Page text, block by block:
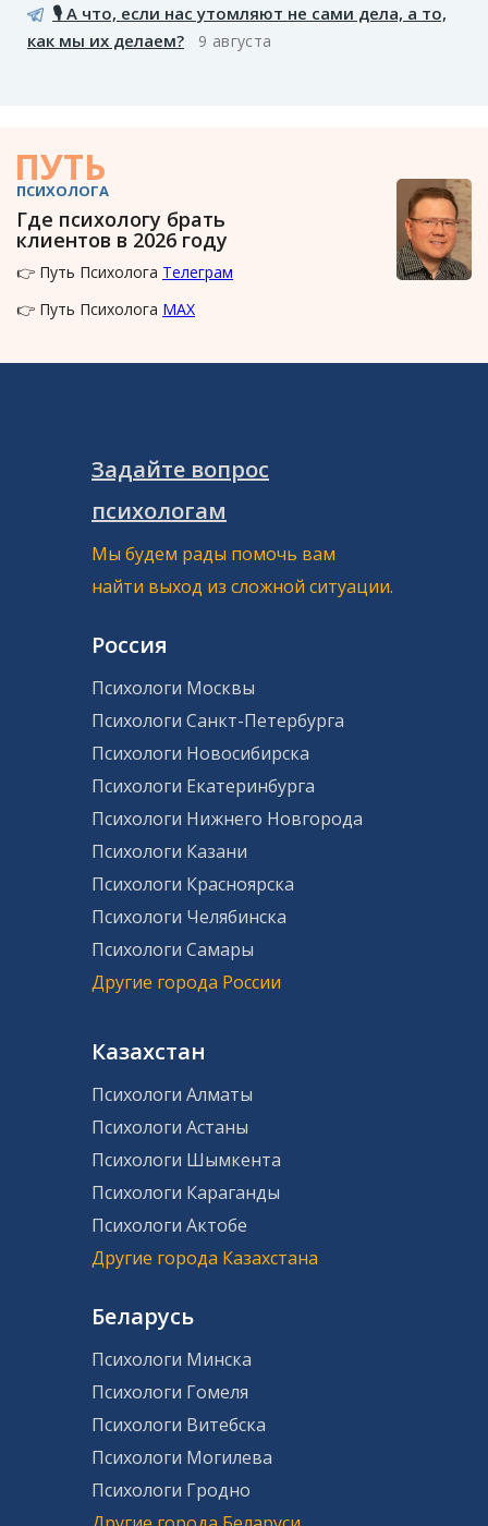
🎙️ А что, если нас утомляют не сами дела, а то,
как мы их делаем?
9 августа
ПУТЬ
ПСИХОЛОГА
Где психологу брать
клиентов в 2026 году
👉 Путь Психолога Телеграм
👉 Путь Психолога MAX
Задайте вопрос
психологам
Мы будем рады помочь вам
найти выход из сложной ситуации.
Россия
Психологи Москвы
Психологи Санкт-Петербурга
Психологи Новосибирска
Психологи Екатеринбурга
Психологи Нижнего Новгорода
Психологи Казани
Психологи Красноярска
Психологи Челябинска
Психологи Самары
Другие города России
Казахстан
Психологи Алматы
Психологи Астаны
Психологи Шымкента
Психологи Караганды
Психологи Актобе
Другие города Казахстана
Беларусь
Психологи Минска
Психологи Гомеля
Психологи Витебска
Психологи Могилева
Психологи Гродно